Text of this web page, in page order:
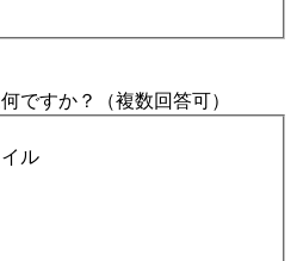
ですか？（複数回答可）
ル